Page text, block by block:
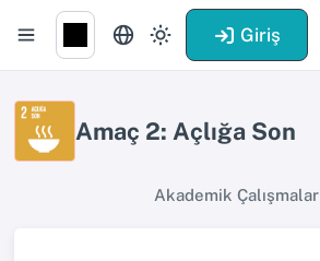
Giriş
Amaç 2: Açlığa Son
Akademik Çalışmalar